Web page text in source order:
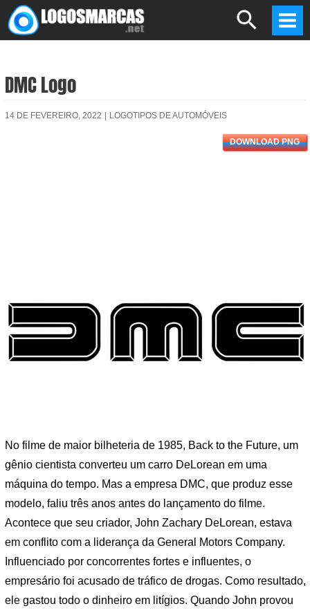
Skip
to
Search
DMC Logo
14 DE FEVEREIRO, 2022 LOGOTIPOS DE AUTOMÓVEIS
DOWNLOAD PNG
No filme de maior bilheteria de 1985, Back to the Future, um
gênio cientista converteu um carro DeLorean em uma
máquina do tempo. Mas a empresa DMC, que produz esse
modelo, faliu três anos antes do lançamento do filme.
Acontece que seu criador, John Zachary DeLorean, estava
em conflito com a liderança da General Motors Company.
Influenciado por concorrentes fortes e influentes, o
empresário foi acusado de tráfico de drogas. Como resultado,
ele gastou todo o dinheiro em litígios. Quando John provou